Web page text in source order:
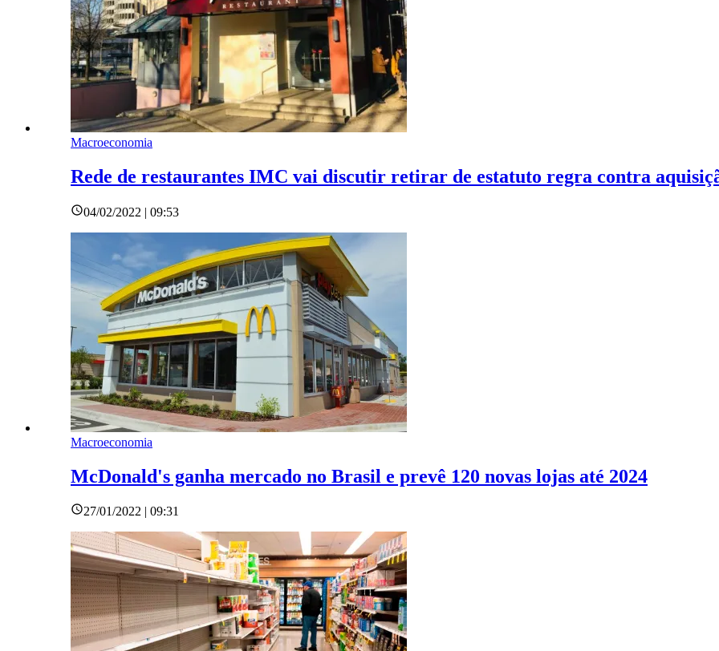
Macroeconomia
Rede de restaurantes IMC vai discutir retirar de estatuto regra contra
04/02/2022 | 09:53
Macroeconomia
McDonald's ganha mercado no Brasil e prevê 120 novas lojas até 2024
27/01/2022 | 09:31